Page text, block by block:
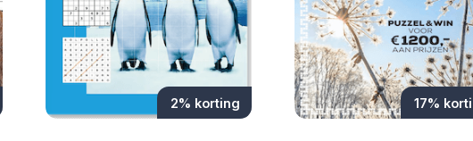
2% korting 17%